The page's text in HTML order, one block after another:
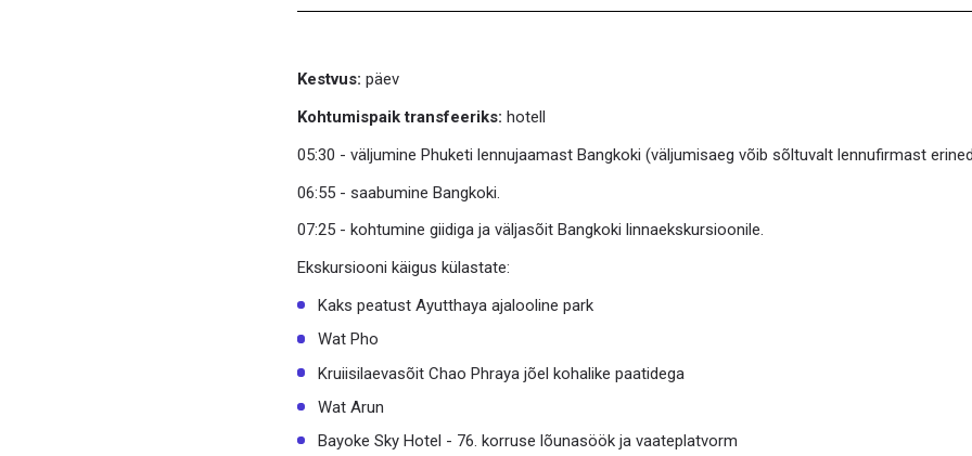
Kestvus: päev
Kohtumispaik transfeeriks: hotell
05:30 - väljumine Phuketi lennujaamast Bangkoki (väljumisaeg võib sõltuvalt lennufirmast
06:55 - saabumine Bangkoki.
07:25 - kohtumine giidiga ja väljasõit Bangkoki linnaekskursioonile.
Ekskursiooni käigus külastate:
Kaks peatust Ayutthaya ajalooline park
Wat Pho
Kruiisilaevasõit Chao Phraya jõel kohalike paatidega
Wat Arun
Bayoke Sky Hotel - 76. korruse lõunasöök ja vaateplatvorm